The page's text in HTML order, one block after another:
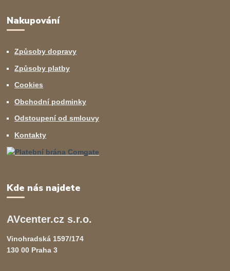
Nakupování
Způsoby dopravy
Způsoby platby
Cookies
Obchodní podminky
Odstoupení od smlouvy
Kontakty
Kde nás najdete
AVcenter.cz s.r.o.
Vinohradská 1597/174
130 00 Praha 3